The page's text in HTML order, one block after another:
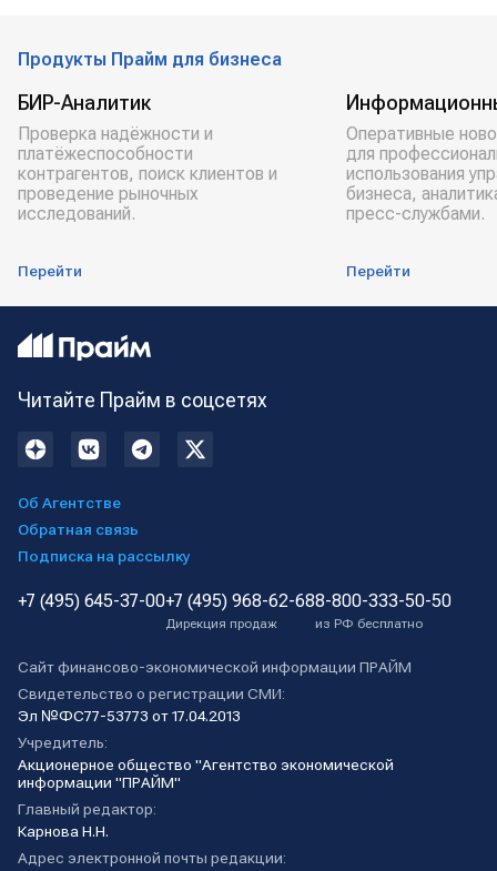
Продукты Прайм для бизнеса
БИР-Аналитик
Проверка надёжности и
платёжеспособности
контрагентов, поиск клиентов и
проведение рыночных
исследований.
Перейти
Оперативные
для
использования
бизнеса,
пресс-службами.
Перейти
Читайте Прайм в соцсетях
Об Агентстве
Обратная связь
Подписка на рассылку
+7 (495) 645-37-00+7 (495) 968-62-68
Дирекция продаж
8-800-333-50-50
из РФ бесплатно
Сайт финансово-экономической информации ПРАЙМ
Свидетельство о регистрации СМИ:
Эл №ФС77-53773 от 17.04.2013
Учредитель:
Акционерное общество "Агентство экономической
информации "ПРАЙМ"
Главный редактор:
Карнова Н.Н.
Адрес электронной почты редакции: